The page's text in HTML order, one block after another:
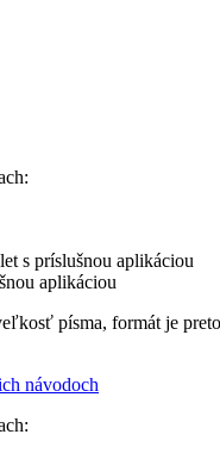
s príslušnou aplikáciou
aplikáciou
písma, formát je
návodoch